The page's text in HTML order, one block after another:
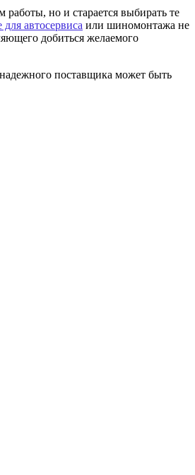
но и старается выбирать те
автосервиса или шиномонтажа не
добиться желаемого
поставщика может быть